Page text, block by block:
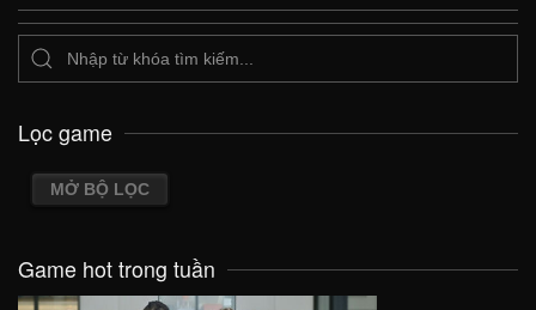
Lọc game
MỞ BỘ LỌC
Game hot trong tuần